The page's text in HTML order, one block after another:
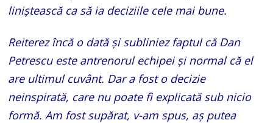
liniştească ca să ia deciziile cele mai bune.
Reiterez încă o dată și subliniez faptul că Dan
Petrescu este antrenorul echipei şi normal că el
are ultimul cuvânt. Dar a fost o decizie
neinspirată, care nu poate fi explicată sub nicio
formă. Am fost supărat, v-am spus, aș putea